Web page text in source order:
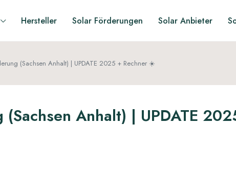
Hersteller Solar Förderungen Solar Anbieter
(Sachsen Anhalt) | UPDATE 2025 + Rechner ☀️
Anhalt) | UPDATE